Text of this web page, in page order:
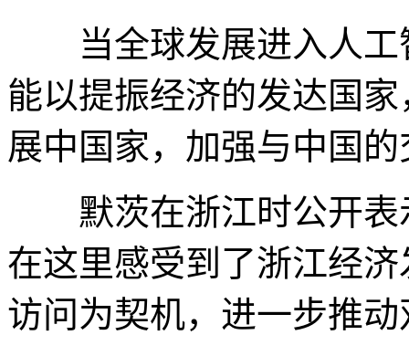
当全球发展进入人工
能以提振经济的发达国
展中国家，加强与中国
默茨在浙江时公开表
在这里感受到了浙江经
访问为契机，进一步推